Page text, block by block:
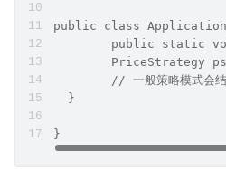
public class
public static
PriceStrategy
// 一般策略模式
  }
}